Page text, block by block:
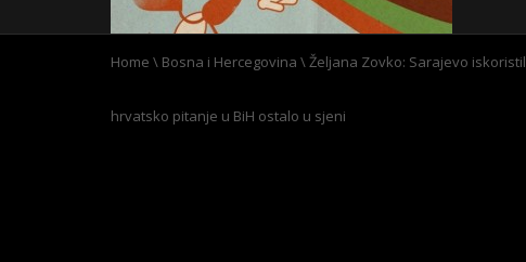
Home \ Bosna i Hercegovina \Željana Zovko: Sarajevo
hrvatsko pitanje u BiH ostalo u sjeni